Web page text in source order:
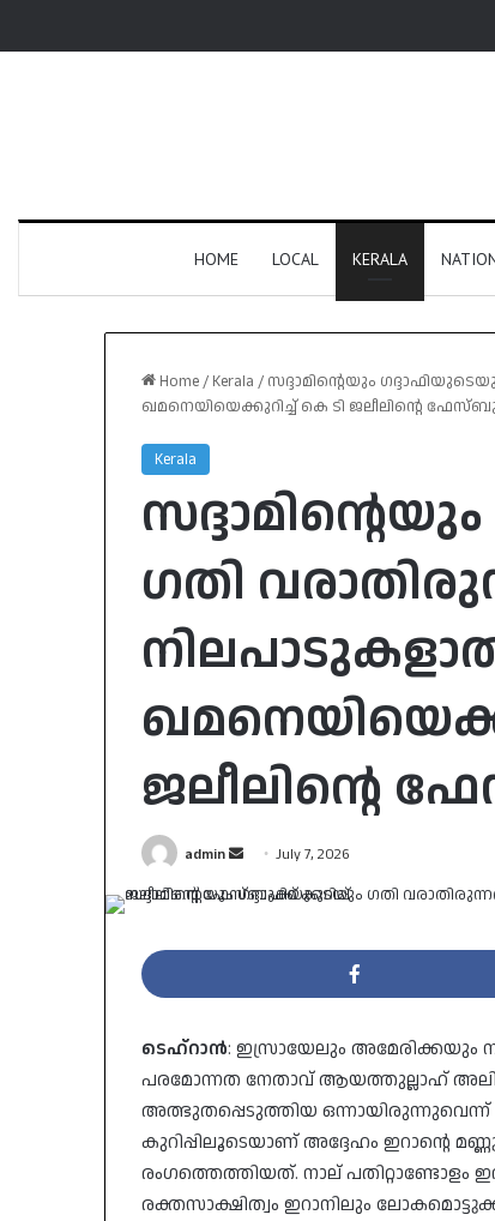
HOME LOCAL KERALA
Home/ Kerala / സദ്ദാമിന്റെയും
ഖമനെയിയെക്കുറിച്ച് കെ ടി ജലീലിൻ്റെ
Kerala
ഗതി
ജലീലിൻ്റെ
admin
Send
an
July 7, 2026
ടെഹ്‌റാൻ: ഇസ്രായേലും അമേരിക്കയും
പരമോന്നത നേതാവ് ആയത്തുല്ലാഹ്
അത്ഭുതപ്പെടുത്തിയ
കുറിപ്പിലൂടെയാണ് അദ്ദേഹം ഇറാന്റെ
രംഗത്തെത്തിയത്. നാല് പതിറ്റാണ്ടോളം
രക്തസാക്ഷിത്വം ഇറാനിലും